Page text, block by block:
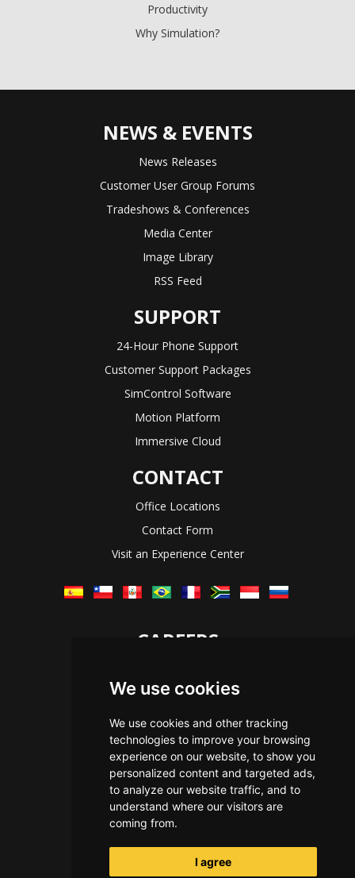
We use cookies
We use cookies and other tracking
technologies to improve your browsing
experience on our website, to show you
personalized content and targeted ads,
to analyze our website traffic, and to
understand where our visitors are
coming from.
I agree
Productivity
Why Simulation?
NEWS & EVENTS
News Releases
Customer User Group Forums
Tradeshows & Conferences
Media Center
Image Library
RSS Feed
SUPPORT
24-Hour Phone Support
Customer Support Packages
SimControl Software
Motion Platform
Immersive Cloud
CONTACT
Office Locations
Contact Form
Visit an Experience Center
CAREERS
The Immersive Way
Benefits You Receive
Applying For a Position
Equal Opportunity